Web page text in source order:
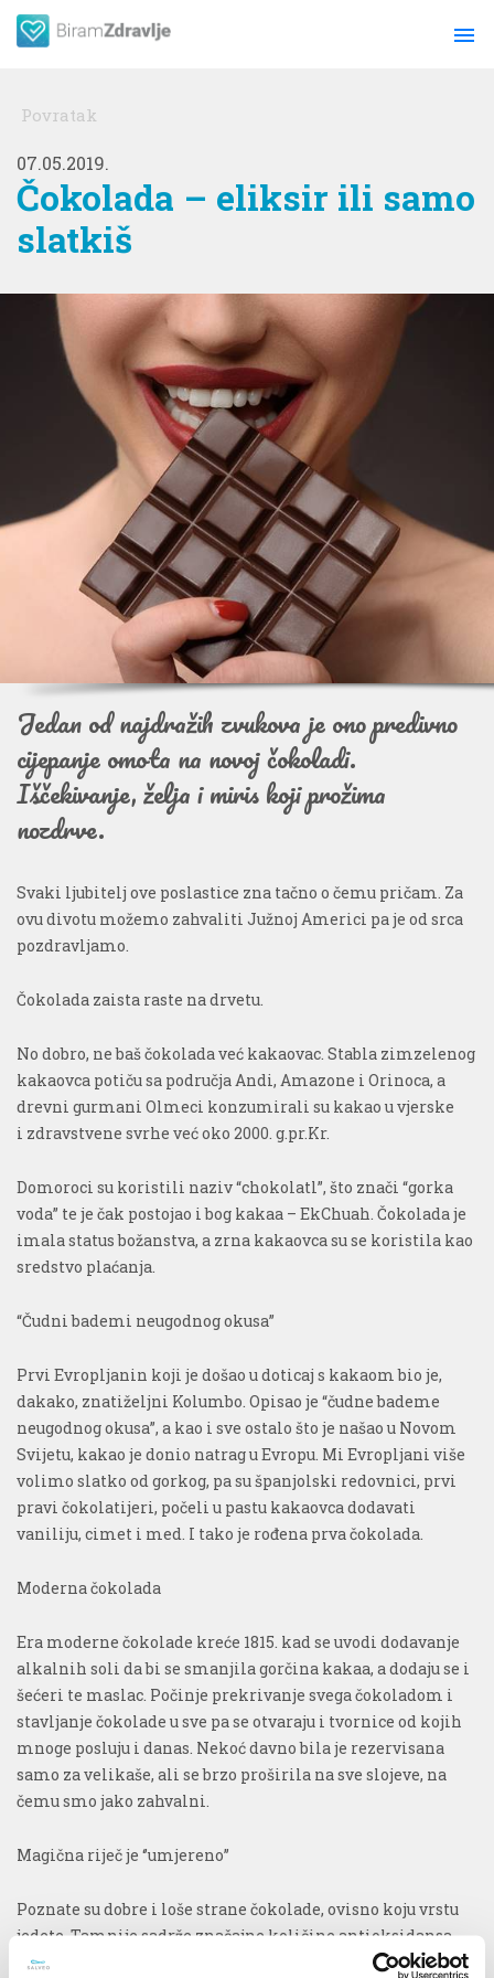
menu
Povratak
07.05.2019.
Čokolada – eliksir ili samo
slatkiš
Jedan od najdražih zvukova je ono predivno
cijepanje omota na novoj čokoladi.
Iščekivanje, želja i miris koji prožima
nozdrve.
Svaki ljubitelj ove poslastice zna tačno o čemu pričam. Za
ovu divotu možemo zahvaliti Južnoj Americi pa je od srca
pozdravljamo.
Čokolada zaista raste na drvetu.
No dobro, ne baš čokolada već kakaovac. Stabla zimzelenog
kakaovca potiču sa područja Andi, Amazone i Orinoca, a
drevni gurmani Olmeci konzumirali su kakao u vjerske
i zdravstvene svrhe već oko 2000. g.pr.Kr.
Domoroci su koristili naziv “chokolatl”, što znači “gorka
voda” te je čak postojao i bog kakaa – EkChuah. Čokolada je
imala status božanstva, a zrna kakaovca su se koristila kao
sredstvo plaćanja.
“Čudni bademi neugodnog okusa”
Prvi Evropljanin koji je došao u doticaj s kakaom bio je,
dakako, znatiželjni Kolumbo. Opisao je “čudne bademe
neugodnog okusa”, a kao i sve ostalo što je našao u Novom
Svijetu, kakao je donio natrag u Evropu. Mi Evropljani više
volimo slatko od gorkog, pa su španjolski redovnici, prvi
pravi čokolatijeri, počeli u pastu kakaovca dodavati
vaniliju, cimet i med. I tako je rođena prva čokolada.
Moderna čokolada
Era moderne čokolade kreće 1815. kad se uvodi dodavanje
alkalnih soli da bi se smanjila gorčina kakaa, a dodaju se i
šećeri te maslac. Počinje prekrivanje svega čokoladom i
stavljanje čokolade u sve pa se otvaraju i tvornice od kojih
mnoge posluju i danas. Nekoć davno bila je rezervisana
samo za velikaše, ali se brzo proširila na sve slojeve, na
čemu smo jako zahvalni.
Magična riječ je ‘’umjereno’’
Poznate su dobre i loše strane čokolade, ovisno koju vrstu
jedete. Tamnije sadrže značajne količine antioksidansa,
bioflavonoida, vitamina i minerala. Bogatije su